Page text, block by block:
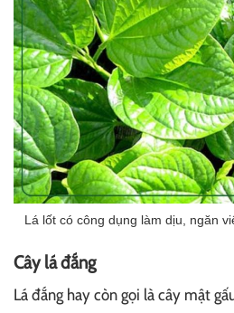
Lá lốt có công dụng làm dịu, ngăn
Cây lá đắng
Lá đắng hay còn gọi là cây mật